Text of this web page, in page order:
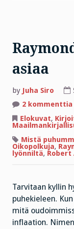
asiaa
by Juha Siro
2 kommenttia
Elokuvat,
Mistä
Oikopolkuja,
lyönniltä, Robert
Tarvitaan kyllin
puhekieleen.
mitä
inflaation.